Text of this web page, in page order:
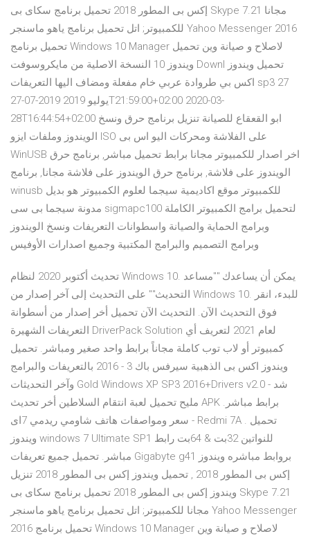
إكس بى المطور 2018 تحميل برنامج سكاى بى Skype 7.21 مجانا
للكمبيوتر; اتل تحميل برنامج ياهو ماسنجر Yahoo Messenger 2016
تحميل برنامج Windows 10 Manager لاصلاح و صيانة وين تحميل
ويندوز 10 النسخة الاصلية من مايكروسوفت Downl تحميل ويندوز
اكس بي طروادة عربي خام مفعلة ومضاف اليها التعريفات sp3 27
يوليو 2019 2019-07-27T21:59:00+02:00 2020-03-
28T16:44:54+02:00 ابو القعقاع للصيانة تنزيل برنامج حرق ونسخ
الويندوز وملفات ايزو ISO على الفلاشة ومحركات اليو اس بى
WinUSB اخر اصدار للكمبيوتر مجانا برابط تحميل مباشر, برنامج حرق
الويندوز على فلاشة, برنامج حرق الويندوز على فلاشة مجانا, برنامج
winusb للكمبيوتر موقع اكاديمية سيجما لعلوم الكمبيوتر هو بديل
مدونة سيجما بى سى sigmapc100 لتحميل برامج الكمبيوتر الكاملة
وبرامج الحماية والصيانة واسطوانات التعريفات ونسخ الويندوز
وبرامج التصميم والبرامج المكتبية وجميع اصدارات الأوفيس
تحديث أكتوبر 2020 لنظام Windows 10. يمكن أن يساعدك ""مساعد
التحديث"" على التحديث إلى آخر إصدار من Windows 10. للبدء، انقر
فوق التحديث الآن. التحديث الآن تحميل أخر إصدار من أسطوانة
التعريفات الشهيرة DriverPack Solution لعام 2021 لتعريف أي
كمبيوتر أو لاب توب كاملة مجاناً برابط واحد صغير ومباشر. تحميل
ويندوز اكس بى الذهبية سيرفس باك 3 - 2016 بالتعريفات والبرامج
وآخر التحديثات Gold Windows XP SP3 2016+Drivers v2.0 - شد
مليح تحميل لعبة انتقام السلاطين أخر تحديث APK برابط مباشر.
سعر ومواصفات هاتف شاومي ريدمي 7اى - Redmi 7A . تحميل
ويندوز windows 7 Ultimate SP1 للنواتين 32بت & 64بت رابط
مباشر. تحميل جميع تعريفات Gigabyte g41 بروابط مباشره ويندوز
إكس بى المطور 2018 , تحميل ويندوز إكس بى المطور 2018 تنزيل
ويندوز إكس بى المطور 2018 تحميل برنامج سكاى بى Skype 7.21
مجانا للكمبيوتر; اتل تحميل برنامج ياهو ماسنجر Yahoo Messenger
2016 تحميل برنامج Windows 10 Manager لاصلاح و صيانة وين